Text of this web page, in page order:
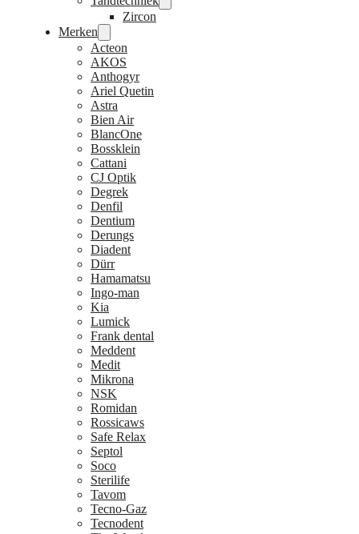
Zircon
Merken
Acteon
AKOS
Anthogyr
Ariel Quetin
Astra
Bien Air
BlancOne
Bossklein
Cattani
CJ Optik
Degrek
Denfil
Dentium
Derungs
Diadent
Dürr
Hamamatsu
Ingo-man
Kia
Lumick
Frank dental
Meddent
Medit
Mikrona
NSK
Romidan
Rossicaws
Safe Relax
Septol
Soco
Sterilife
Tavom
Tecno-Gaz
Tecnodent